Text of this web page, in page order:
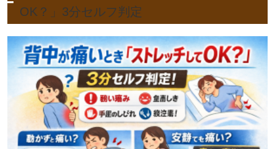
OK？」3分セルフ判定